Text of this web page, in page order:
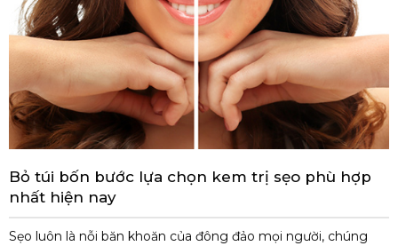
Bỏ túi bốn bước lựa chọn kem trị sẹo phù hợp
nhất hiện nay
Sẹo luôn là nỗi băn khoăn của đông đảo mọi người, chúng